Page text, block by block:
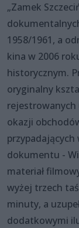
„Zamek
1958/1961, a
kina w 2006
historycznym.
oryginalny
rejestrowanych
okazji
dokumentu -
materiał
wyżej trzech
minuty, a
dodatkowymi